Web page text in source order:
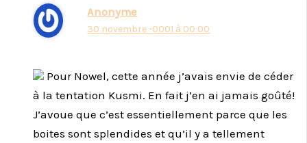
Anonyme
30 novembre -0001 à 00:00
Pour Nowel, cette année j’avais envie de céder
à la tentation Kusmi. En fait j’en ai jamais goûté!
J’avoue que c’est essentiellement parce que les
boites sont splendides et qu’il y a tellement